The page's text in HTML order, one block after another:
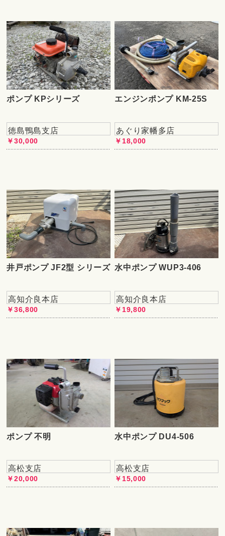
ポンプ KPシリーズ
徳島鴨島支店
￥30,000
エンジンポンプ KM-25S
あぐり家幡多店
￥18,000
井戸ポンプ JF2型 シリーズ
高知介良本店
￥36,800
水中ポンプ WUP3-406
高知介良本店
￥19,800
ポンプ 不明
高松支店
￥20,000
水中ポンプ DU4-506
高松支店
￥15,000